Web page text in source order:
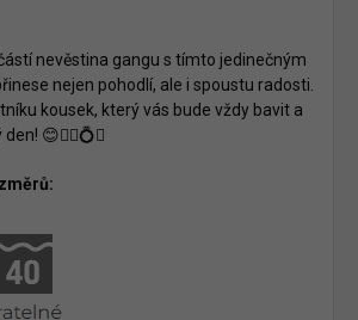
nevěstina gangu s tímto jedinečným
nejen pohodlí, ale i spoustu radosti.
kousek, který vás bude vždy bavit a
😊👰‍♀️💍✨